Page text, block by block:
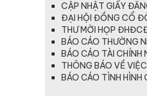
CẬP NHẬT GIẤY
ĐẠI HỘI ĐỒNG CỔ
THƯ MỜI HỌP
BÁO CÁO
BÁO CÁO TÀI
THÔNG BÁO VỀ
BÁO CÁO TÌNH